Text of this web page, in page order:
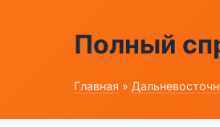
Полный
Главная »